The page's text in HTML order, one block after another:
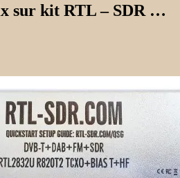
sur kit RTL – SDR …